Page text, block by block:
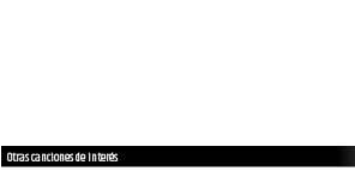
Otras canciones de interés